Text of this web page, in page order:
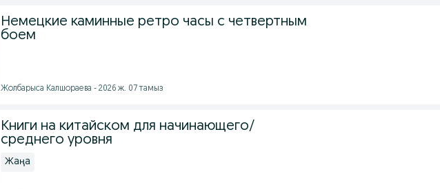
Немецкие каминные ретро часы с четвертным
боем
Жолбарыса Калшораева - 2026 ж. 07 тамыз
Книги на китайском для начинающего/
среднего уровня
Жаңа